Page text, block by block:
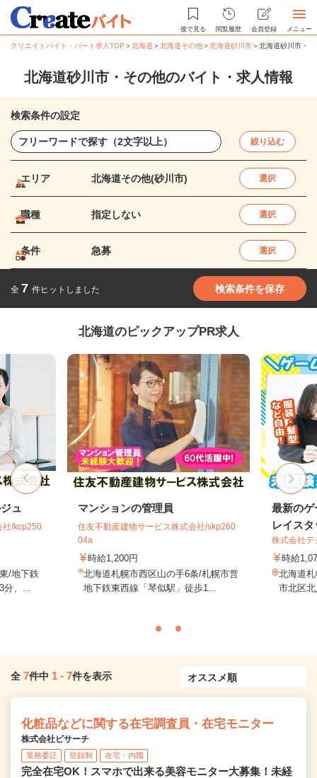
後で見る 閲覧履歴 会員登録 メニュー
クリエイトバイト・パート求人TOP ＞北海道 ＞北海道その他＞北海道砂川市＞北海道砂川市・
北海道砂川市・その他のバイト・求人情報
検索条件の設定
絞り込む
エリア 北海道その他(砂川市) 選択
職種 指定しない 選択
条件 急募 選択
全 7 件ヒットしました 検索条件を保存
北海道のピックアップPR求人
ュ
社/kcp250
/地下鉄
、...
マンションの管理員
住友不動産建物サービス株式会社/skp260
04a
時給1,200円
北海道札幌市西区山の手6条/札幌市営
地下鉄東西線「琴似駅」徒歩1...
最新のゲ
レイスタ
株式会社
時給
北海道
市北区
全 7件中 1 - 7件を表示
化粧品などに関する在宅調査員・在宅モニター
株式会社ビサーチ
業務委託 登録制 在宅・内職
完全在宅OK！スマホで出来る美容モニター大募集！未経